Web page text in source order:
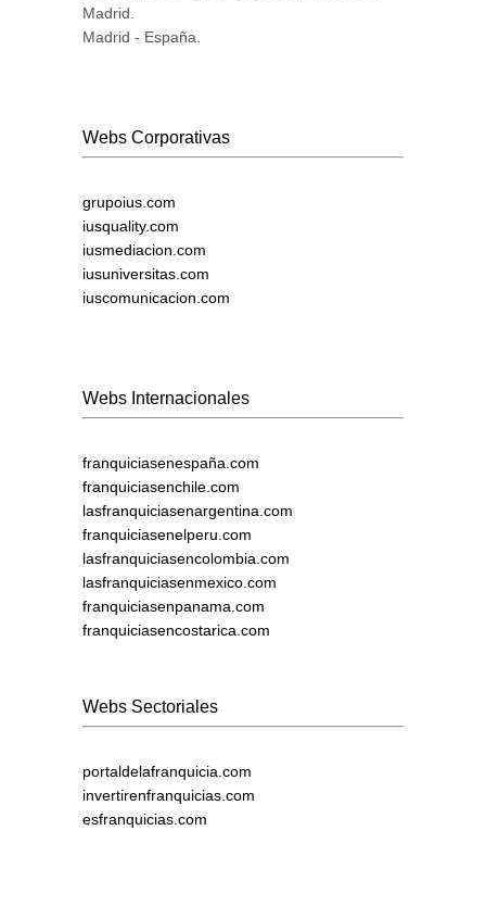
Madrid.
Madrid - España.
Webs Corporativas
grupoius.com
iusquality.com
iusmediacion.com
iusuniversitas.com
iuscomunicacion.com
Webs Internacionales
franquiciasenespaña.com
franquiciasenchile.com
lasfranquiciasenargentina.com
franquiciasenelperu.com
lasfranquiciasencolombia.com
lasfranquiciasenmexico.com
franquiciasenpanama.com
franquiciasencostarica.com
Webs Sectoriales
portaldelafranquicia.com
invertirenfranquicias.com
esfranquicias.com